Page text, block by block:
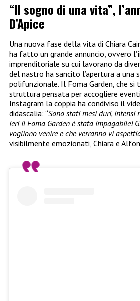
“Il sogno di una vita”,
D’Apice
Una nuova fase della vita di Chiara
ha fatto un grande annuncio, ovvero
imprenditoriale su cui lavorano da
del nastro ha sancito l’apertura a
polifunzionale. Il Foma Garden, che
struttura pensata per accogliere
Instagram la coppia ha condiviso il
didascalia: “Sono stati mesi duri, intensi
ieri il Foma Garden è stata impagabile!
vogliono venire e che verranno vi
visibilmente emozionati, Chiara e